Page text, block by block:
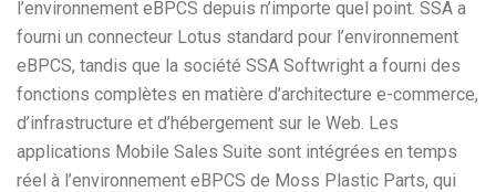
l’environnement eBPCS depuis n’importe quel point. SSA a
fourni un connecteur Lotus standard pour l’environnement
eBPCS, tandis que la société SSA Softwright a fourni des
fonctions complètes en matière d’architecture e-commerce,
d’infrastructure et d’hébergement sur le Web. Les
applications Mobile Sales Suite sont intégrées en temps
réel à l’environnement eBPCS de Moss Plastic Parts, qui